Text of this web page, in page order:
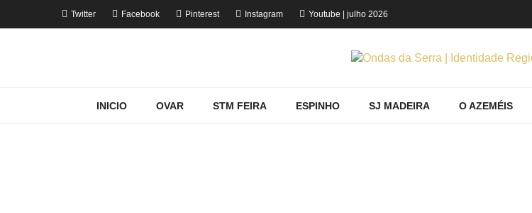
Twitter Facebook Pinterest Instagram Youtube | julho 2026
INICIO OVAR STM FEIRA ESPINHO SJ MADEIRA O AZEMÉIS